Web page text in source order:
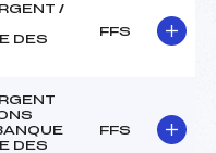
/
DES
FFS
DES
FFS